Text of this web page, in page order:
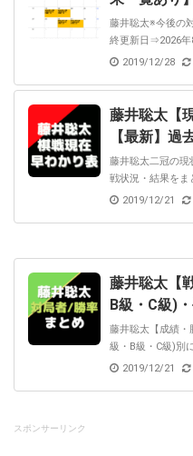
藤井聡太※今後の
終更新日⇒2026年
2019/12/28
藤井聡太【
【最新】過
藤井聡太二冠の現
戦状況・結果をま
2019/12/21
藤井聡太【
B級・C級)
藤井聡太【成績
級・B級・C級)別
2019/12/21
スポンサーリンク